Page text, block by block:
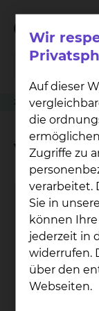
Zuweiser Patient
Wir
Auf dieser
die
Zugriffe zu
verarbeitet.
Sie in
können
jederzeit in
widerrufen.
über den
Webseiten.